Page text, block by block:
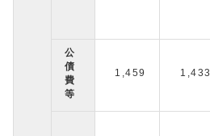
公
債
費
等
1,459 1,433